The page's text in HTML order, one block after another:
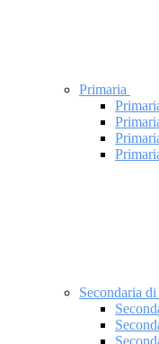
Primaria
Secondaria